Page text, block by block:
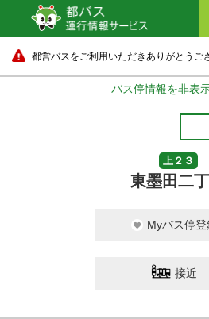
都営バスをご利用いただきありがとうご
バス停情報を非表
上２３
東墨田二
Myバス停登
接近